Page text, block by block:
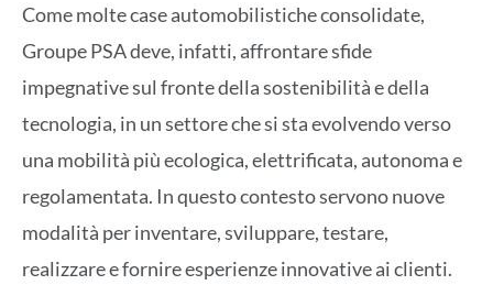
Come molte case automobilistiche consolidate,
Groupe PSA deve, infatti, affrontare sfide
impegnative sul fronte della sostenibilità e della
tecnologia, in un settore che si sta evolvendo verso
una mobilità più ecologica, elettrificata, autonoma e
regolamentata. In questo contesto servono nuove
modalità per inventare, sviluppare, testare,
realizzare e fornire esperienze innovative ai clienti.